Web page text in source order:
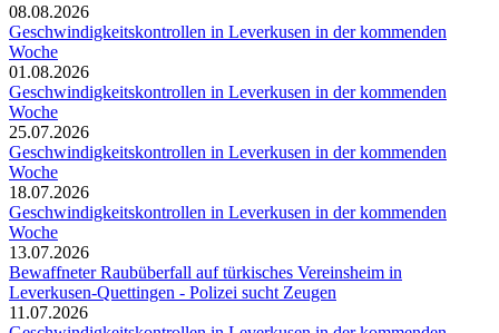
08.08.2026
Geschwindigkeitskontrollen in Leverkusen in der kommenden
Woche
01.08.2026
Geschwindigkeitskontrollen in Leverkusen in der kommenden
Woche
25.07.2026
Geschwindigkeitskontrollen in Leverkusen in der kommenden
Woche
18.07.2026
Geschwindigkeitskontrollen in Leverkusen in der kommenden
Woche
13.07.2026
Bewaffneter Raubüberfall auf türkisches Vereinsheim in
Leverkusen-Quettingen - Polizei sucht Zeugen
11.07.2026